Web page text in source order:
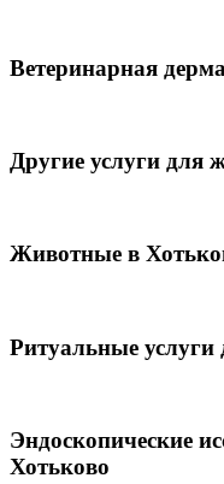
Ветеринарная
Другие услуги для
Животные в
Ритуальные
Эндоскопические
Хотьково